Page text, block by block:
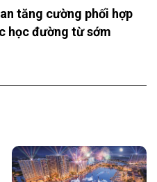
tăng cường phối hợp
học đường từ sớm